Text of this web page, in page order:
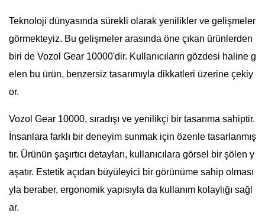
Teknoloji dünyasında sürekli olarak yenilikler ve gelişmeler
görmekteyiz. Bu gelişmeler arasında öne çıkan ürünlerden
biri de Vozol Gear 10000'dir. Kullanıcıların gözdesi haline g
elen bu ürün, benzersiz tasarımıyla dikkatleri üzerine çekiy
or.
Vozol Gear 10000, sıradışı ve yenilikçi bir tasarıma sahiptir.
İnsanlara farklı bir deneyim sunmak için özenle tasarlanmış
tır. Ürünün şaşırtıcı detayları, kullanıcılara görsel bir şölen y
aşatır. Estetik açıdan büyüleyici bir görünüme sahip olması
yla beraber, ergonomik yapısıyla da kullanım kolaylığı sağl
ar.